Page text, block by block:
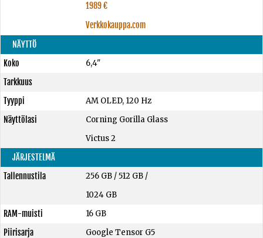
1989 €
Verkkokauppa.com
NÄYTTÖ
Koko
6,4"
Tarkkuus
Tyyppi
AM OLED, 120 Hz
Näyttölasi
Corning Gorilla Glass
Victus 2
JÄRJESTELMÄ
Tallennustila
256 GB/512 GB/
1024 GB
RAM-muisti
16 GB
Piirisarja
Google Tensor G5